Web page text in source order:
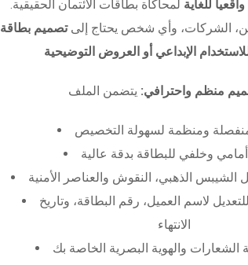
واقعياً للغاية لمحاكاة بطاقات الائتمان الحقيقية.
الشركات، وأي شخص يحتاج إلىتصميم بطاقة
الإبداعي أو العروض التوضيحية
منظم واحترافي:
ومنظمة لسهولة التخصيص
وخلفي للبطاقة بدقة عالية
الشيبس الذهبي، النقوش والعناصر الأمنية
لاسم العميل، رقم البطاقة، وتاريخ
الانتهاء
الشعارات والهوية البصرية الخاصة بك